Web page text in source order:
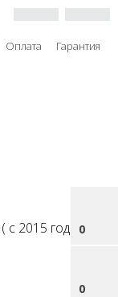
Оплата
Гарантия
0
0
2015 года )